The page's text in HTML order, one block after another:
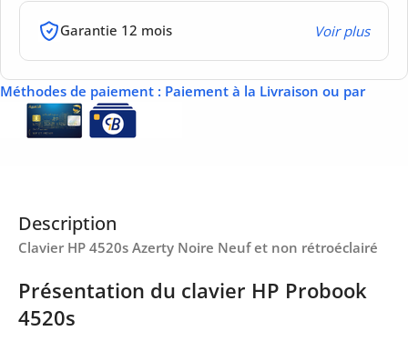
Garantie 12 mois Voir plus
Méthodes de paiement : Paiement à la Livraison ou par
Description
Clavier HP 4520s Azerty Noire Neuf et non rétroéclairé
Présentation du clavier HP Probook
4520s